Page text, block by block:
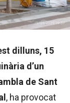
dilluns, 15
d’un
de Sant
, ha provocat